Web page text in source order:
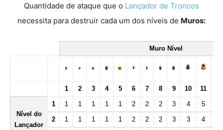
Quantidade de ataque que o Lançador de Troncos
necessita para destruir cada um dos níveis de Muros:
Muro Nível
1 2 3 4 5 6 7 8 9 10 11
Nível do
Lançador
1 1 1 1 1 1 2 2 2 3 4 5
2 1 1 1 1 1 2 2 2 3 3 4